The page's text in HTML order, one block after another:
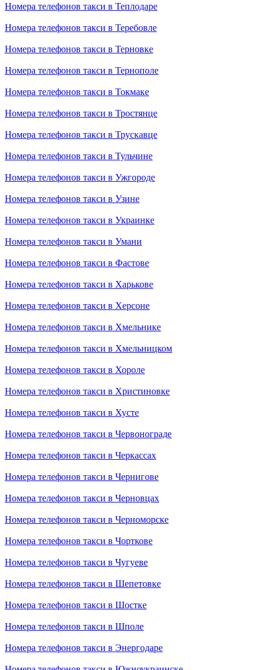
Номера телефонов такси в Теплодаре
Номера телефонов такси в Теребовле
Номера телефонов такси в Терновке
Номера телефонов такси в Тернополе
Номера телефонов такси в Токмаке
Номера телефонов такси в Тростянце
Номера телефонов такси в Трускавце
Номера телефонов такси в Тульчине
Номера телефонов такси в Ужгороде
Номера телефонов такси в Узине
Номера телефонов такси в Украинке
Номера телефонов такси в Умани
Номера телефонов такси в Фастове
Номера телефонов такси в Харькове
Номера телефонов такси в Херсоне
Номера телефонов такси в Хмельнике
Номера телефонов такси в Хмельницком
Номера телефонов такси в Хороле
Номера телефонов такси в Христиновке
Номера телефонов такси в Хусте
Номера телефонов такси в Червонограде
Номера телефонов такси в Черкассах
Номера телефонов такси в Чернигове
Номера телефонов такси в Черновцах
Номера телефонов такси в Черноморске
Номера телефонов такси в Чорткове
Номера телефонов такси в Чугуеве
Номера телефонов такси в Шепетовке
Номера телефонов такси в Шостке
Номера телефонов такси в Шполе
Номера телефонов такси в Энергодаре